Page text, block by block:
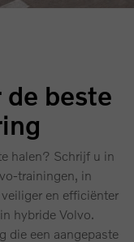
beste
halen? Schrijf u in
trainingen, in
en efficiënter
hybride Volvo.
die een aangepaste